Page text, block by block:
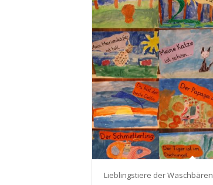
Lieblingstiere der Waschbären